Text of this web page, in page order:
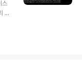
스
로